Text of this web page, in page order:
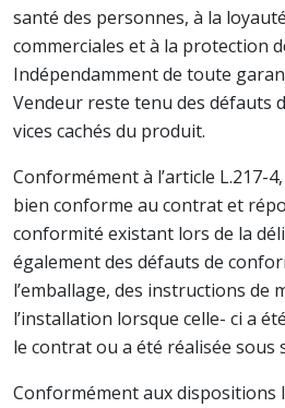
santé des personnes, à la
commerciales et à la protection
Indépendamment de toute
Vendeur reste tenu des défauts
vices cachés du produit.
Conformément à l’article L.217-
bien conforme au contrat et
conformité existant lors de la
également des défauts de
l’emballage, des instructions de
l’installation lorsque celle- ci a
le contrat ou a été réalisée sous
Conformément aux dispositions